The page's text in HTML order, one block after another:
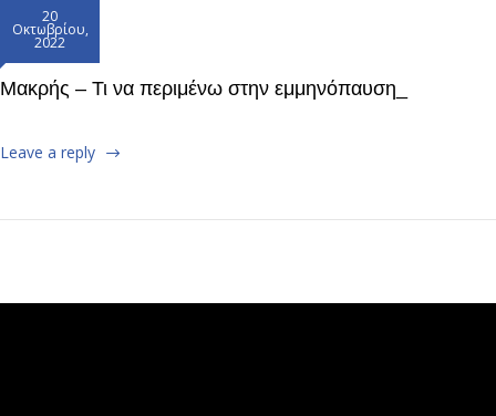
20
Οκτωβρίου,
2022
Μακρής – Τι να περιμένω στην εμμηνόπαυση_
Leave a reply
Πρόγραμμα